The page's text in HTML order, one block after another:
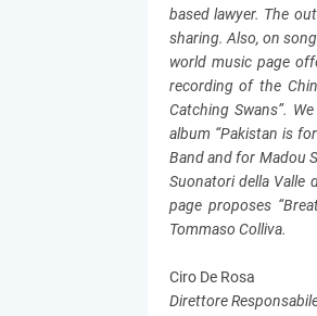
based lawyer. The
sharing. Also, on
world music page
recording of the
Catching Swans”.
album “Pakistan is
Band and for Madou
Suonatori della Valle
page proposes
Tommaso Colliva.
Ciro De Rosa
Direttore